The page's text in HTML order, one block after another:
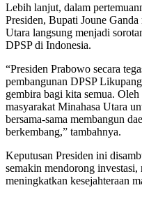
Lebih lanjut, dalam
Presiden, Bupati Joune
Utara langsung menjadi
DPSP di Indonesia.
“Presiden Prabowo secara
pembangunan DPSP
gembira bagi kita semua.
masyarakat Minahasa Utara
bersama-sama membangun
berkembang,” tambahnya.
Keputusan Presiden ini
semakin mendorong
meningkatkan kesejahteraan